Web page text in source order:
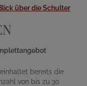
über die Schulter
bereits die
von bis zu 30